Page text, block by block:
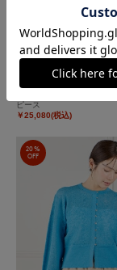
ピース
￥25,080(税込)
20%
OFF